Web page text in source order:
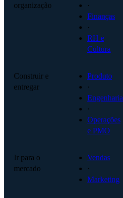
organização
·
Finanças
·
RH e
Cultura
Construir e
entregar
Produto
·
Engenharia
·
Operações
e PMO
Ir para o
mercado
Vendas
·
Marketing